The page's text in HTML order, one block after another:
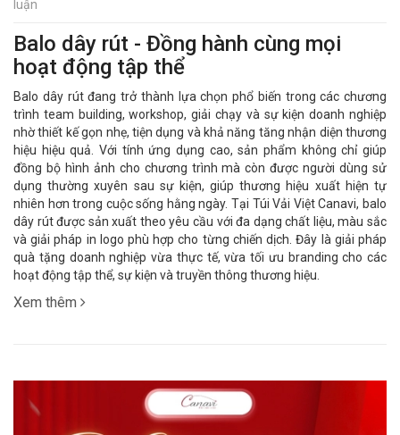
luận
Balo dây rút - Đồng hành cùng mọi
hoạt động tập thể
Balo dây rút đang trở thành lựa chọn phổ biến trong các chương
trình team building, workshop, giải chạy và sự kiện doanh nghiệp
nhờ thiết kế gọn nhẹ, tiện dụng và khả năng tăng nhận diện thương
hiệu hiệu quả. Với tính ứng dụng cao, sản phẩm không chỉ giúp
đồng bộ hình ảnh cho chương trình mà còn được người dùng sử
dụng thường xuyên sau sự kiện, giúp thương hiệu xuất hiện tự
nhiên hơn trong cuộc sống hằng ngày. Tại Túi Vải Việt Canavi, balo
dây rút được sản xuất theo yêu cầu với đa dạng chất liệu, màu sắc
và giải pháp in logo phù hợp cho từng chiến dịch. Đây là giải pháp
quà tặng doanh nghiệp vừa thực tế, vừa tối ưu branding cho các
hoạt động tập thể, sự kiện và truyền thông thương hiệu.
Xem thêm